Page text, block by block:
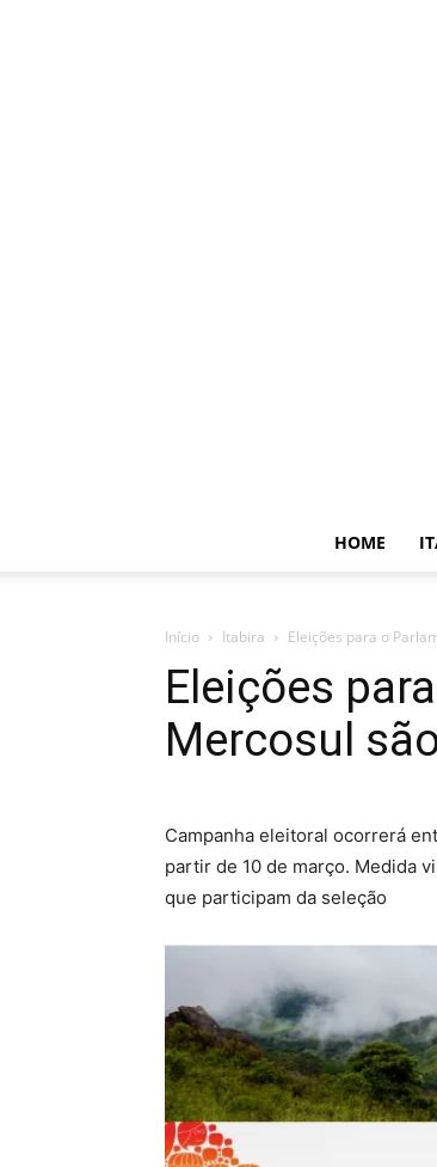
HOME
Início Itabira Eleições para o
Eleições
Mercosul
Campanha eleitoral ocorrerá
partir de 10 de março. Medida
que participam da seleção